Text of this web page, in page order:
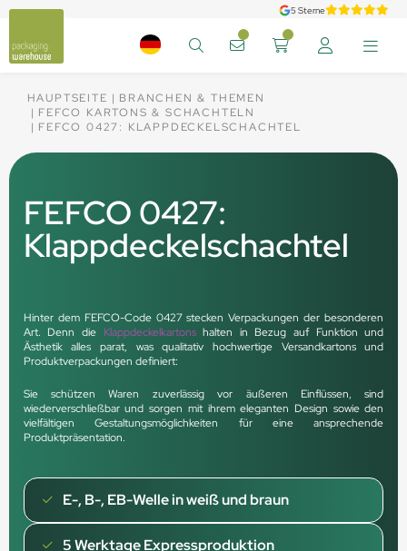
5 Sterne
HAUPTSEITE
BRANCHEN & THEMEN
FEFCO KARTONS & SCHACHTELN
FEFCO 0427: KLAPPDECKELSCHACHTEL
FEFCO 0427:
Klappdeckelschachtel
Hinter dem FEFCO-Code 0427 stecken Verpackungen der besonderen
Art. Denn die Klappdeckelkartonshalten in Bezug auf Funktion und
Ästhetik alles parat, was qualitativ hochwertige Versandkartons und
Produktverpackungen definiert:
Sie schützen Waren zuverlässig vor äußeren Einflüssen, sind
wiederverschließbar und sorgen mit ihrem eleganten Design sowie den
vielfältigen Gestaltungsmöglichkeiten für eine ansprechende
Produktpräsentation.
E-, B-, EB-Welle in weiß und braun
5 Werktage Expressproduktion